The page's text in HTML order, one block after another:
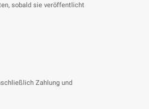
sobald sie veröffentlicht
Zahlung und